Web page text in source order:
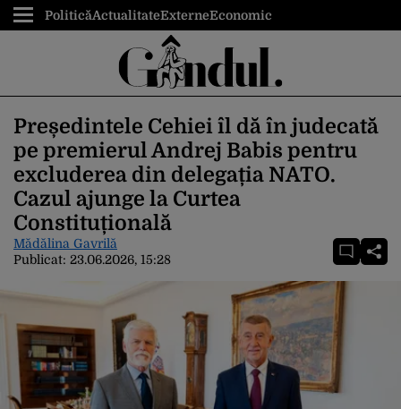
PoliticăActualitateExterneEconomic
Președintele Cehiei îl dă în judecată
pe premierul Andrej Babis pentru
excluderea din delegația NATO.
Cazul ajunge la Curtea
Constituțională
Mădălina Gavrilă
Publicat: 23.06.2026, 15:28